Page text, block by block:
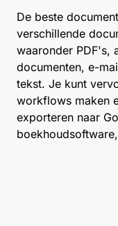
De beste
verschillende
waaronder PDF's,
documenten, e-
tekst. Je kunt
workflows maken
exporteren naar